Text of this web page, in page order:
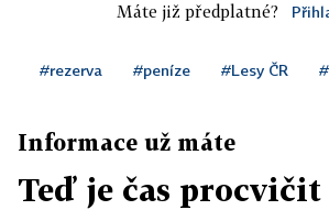
Máte již předplatné?
#rezerva #peníze #Lesy ČR
Informace už máte
Teď je čas procvičit